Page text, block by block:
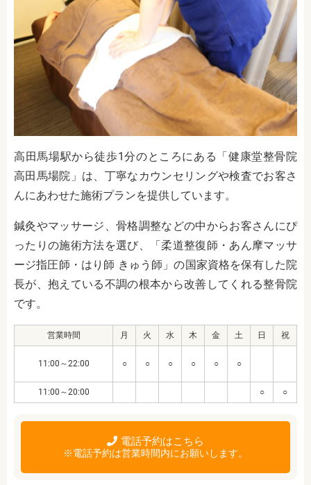
高田馬場駅から徒歩1分のところにある「健康堂整骨院
高田馬場院」は、丁寧なカウンセリングや検査でお客さ
んにあわせた施術プランを提供しています。
鍼灸やマッサージ、骨格調整などの中からお客さんにぴ
ったりの施術方法を選び、「柔道整復師・あん摩マッサ
ージ指圧師・はり師 きゅう師」の国家資格を保有した院
長が、抱えている不調の根本から改善してくれる整骨院
です。
営業時間 月 火 水 木 金 土 日 祝
11:00～22:00 ○ ○ ○ ○ ○ ○
11:00～20:00 ○ ○
電話予約はこちら
※電話予約は営業時間内にお願いします。